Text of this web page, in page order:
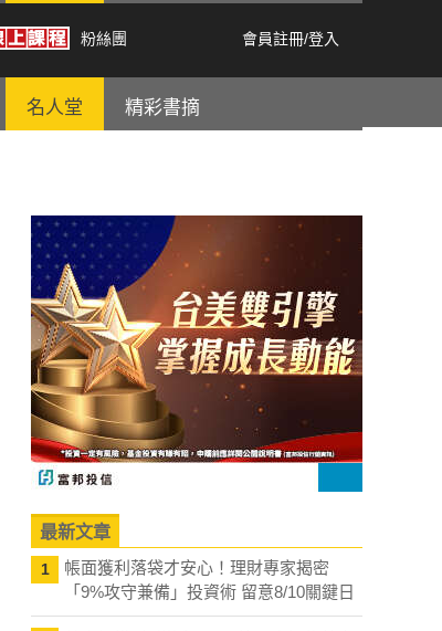
粉絲團 會員註冊/登入
名人堂 精彩書摘
最新文章
1
帳面獲利落袋才安心！理財專家揭密
「9%攻守兼備」投資術 留意8/10關鍵日